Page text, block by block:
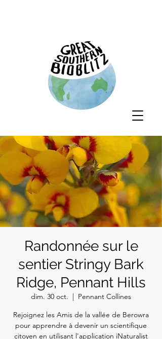
Randonnée sur le
sentier Stringy Bark
Ridge, Pennant Hills
dim. 30 oct.
  |
Pennant Collines
Rejoignez les Amis de la vallée de Berowra
pour apprendre à devenir un scientifique
citoyen en utilisant l'application iNaturalist